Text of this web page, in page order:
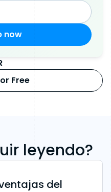
Free
leyendo?
del